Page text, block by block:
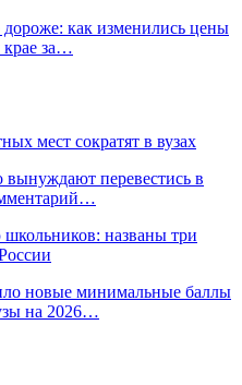
как изменились цены
крае за…
мест сократят в вузах
перевестись в
названы три
новые минимальные баллы
на 2026…